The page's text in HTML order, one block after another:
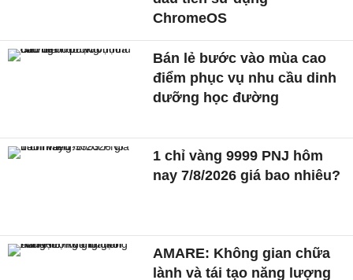
ChromeOS
Bán lẻ bước vào mùa cao
điểm phục vụ nhu cầu dinh
dưỡng học đường
1 chỉ vàng 9999 PNJ hôm
nay 7/8/2026 giá bao nhiêu?
AMARE: Không gian chữa
lành và tái tạo năng lượng